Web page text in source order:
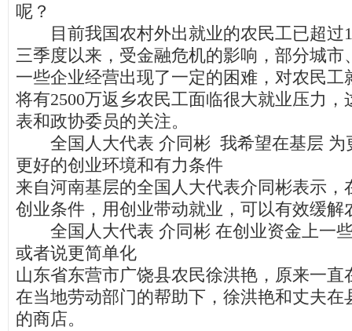
呢？
目前我国农村外出就业的农民工已超过
三季度以来，受金融危机的影响，部分城市
一些企业经营出现了一定的困难，对农民工
将有2500万返乡农民工面临很大就业压力
表和政协委员的关注。
全国人大代表 介同彬 我希望在基层 为
更好的创业环境和有力条件
来自河南基层的全国人大代表介同彬表示，
创业条件，用创业带动就业，可以有效缓解
全国人大代表 介同彬 在创业资金上一
或者说更简单化
山东省东营市广饶县农民徐洪艳，原来一直
在当地劳动部门的帮助下，徐洪艳和丈夫在
的商店。